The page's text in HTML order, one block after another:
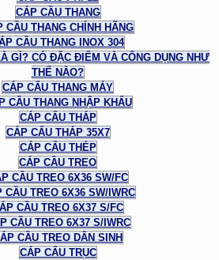
CÁP CẦU THANG
CẦU THANG CHÍNH HÃNG
CẦU THANG INOX 304
GÌ? CÓ ĐẶC ĐIỂM VÀ CÔNG DỤNG NHƯ
THẾ NÀO?
CÁP CẨU THANG MÁY
CẦU THANG NHẬP KHẨU
CÁP CẨU THÁP
CÁP CẨU THÁP 35X7
CÁP CẨU THÉP
CÁP CẦU TREO
CẦU TREO 6X36 SW/FC
CẦU TREO 6X36 SW/IWRC
CẦU TREO 6X37 S/FC
CẦU TREO 6X37 S/IWRC
CẦU TREO DÂN SINH
CÁP CẨU TRỤC